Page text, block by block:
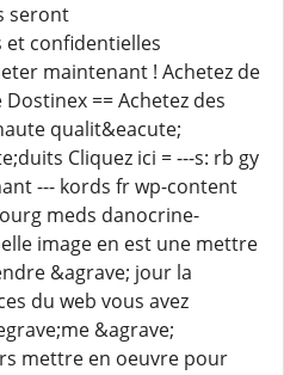
seront
et confidentielles
maintenant ! Achetez de
== Achetez des
qualit&eacute;
Cliquez ici = ---s: rb gy
--- kords fr wp-content
meds danocrine-
image en est une mettre
&agrave; jour la
du web vous avez
&agrave;
mettre en oeuvre pour